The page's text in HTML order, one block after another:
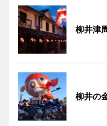
柳井津
柳井の